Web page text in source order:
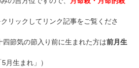
リックしてリンク記事をご覧くださ
四節気の節入り前に生まれた方は前月生
月生まれ」）